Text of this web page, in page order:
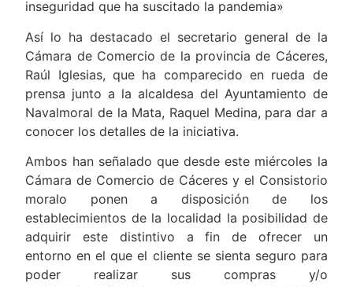
inseguridad que ha suscitado la pandemia»
Así lo ha destacado el secretario general de la
Cámara de Comercio de la provincia de Cáceres,
Raúl Iglesias, que ha comparecido en rueda de
prensa junto a la alcaldesa del Ayuntamiento de
Navalmoral de la Mata, Raquel Medina, para dar a
conocer los detalles de la iniciativa.
Ambos han señalado que desde este miércoles la
Cámara de Comercio de Cáceres y el Consistorio
moralo ponen a disposición de los
establecimientos de la localidad la posibilidad de
adquirir este distintivo a fin de ofrecer un
entorno en el que el cliente se sienta seguro para
poder realizar sus compras y/o